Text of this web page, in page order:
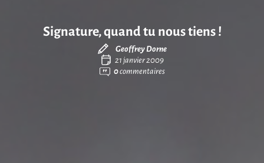
Signature, quand tu nous tiens !
Geoffrey Dorne
21 janvier 2009
0commentaires